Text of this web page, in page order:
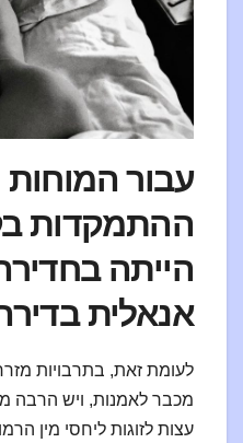
עבור
ההתמקדות
הייתה
אנאלית
לעומת זאת, בתרבויות
מכבר לאמנות, ויש הרבה
עצות לזוגות ליחסי מין